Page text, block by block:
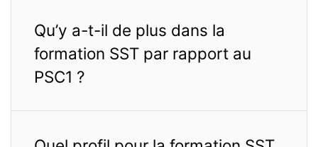
Qu’y a-t-il de plus dans la
formation SST par rapport au
PSC1 ?